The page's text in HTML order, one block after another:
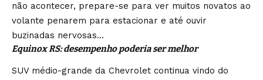
não acontecer, prepare-se para ver muitos novatos ao
volante penarem para estacionar e até ouvir
buzinadas nervosas…
Equinox RS: desempenho poderia ser melhor
SUV médio-grande da Chevrolet continua vindo do